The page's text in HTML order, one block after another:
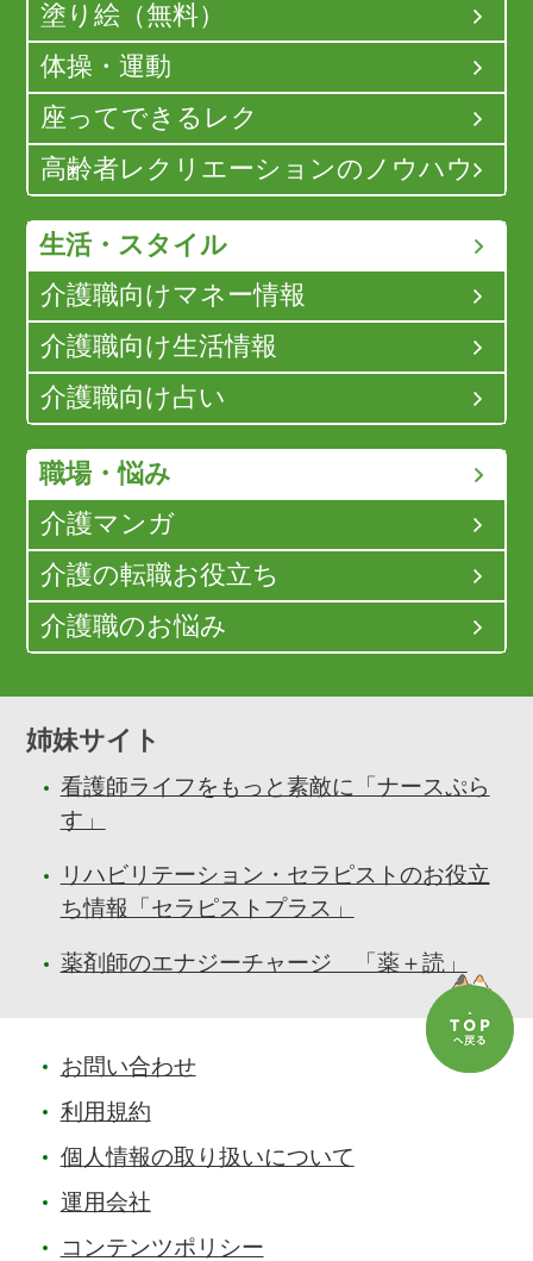
塗り絵（無料）
体操・運動
座ってできるレク
高齢者レクリエーションのノウハウ
生活・スタイル
介護職向けマネー情報
介護職向け生活情報
介護職向け占い
職場・悩み
介護マンガ
介護の転職お役立ち
介護職のお悩み
姉妹サイト
看護師ライフをもっと素敵に「ナースぷら
す」
リハビリテーション・セラピストのお役立
ち情報「セラピストプラス」
薬剤師のエナジーチャージ 「薬＋読」
お問い合わせ
利用規約
個人情報の取り扱いについて
運用会社
コンテンツポリシー